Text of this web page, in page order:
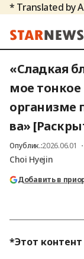
* Translated by
«Сладкая
мое
организме
ва»
Опублик.:2026.06.01
Choi Hyejin
Добавить в
*Этот